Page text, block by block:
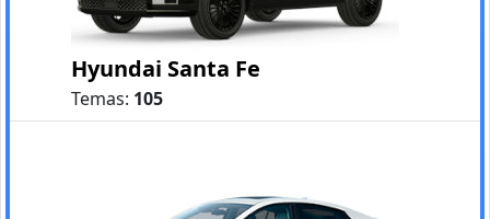
Hyundai Santa Fe
Temas: 105